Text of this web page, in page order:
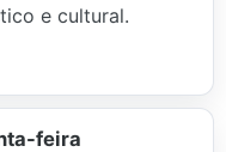
e cultural.
feira